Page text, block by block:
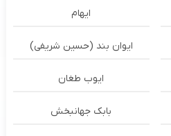
ایهام
ایوان بند (حسین شریفی)
ایوب طغان
بابک جهانبخش